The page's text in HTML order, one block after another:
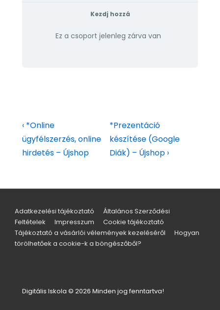
Kezdj hozzá
Ez a csoport jelenleg zárva van
‹ *Online
ügyfélszerzés, online
hirdetés – Újshop
*Prezentáció
készítése (Google
Diák) – Újshop ›
Adatkezelési tájékoztató
Általános Szerződési
Feltételek
Impresszum
Cookie tájékoztató
Tájékoztató a vásárlói vélemények kezeléséről
Hogyan
törölhetőek a cookie-k a böngészőből?
Digitális Iskola © 2026 Minden jog fenntartva!